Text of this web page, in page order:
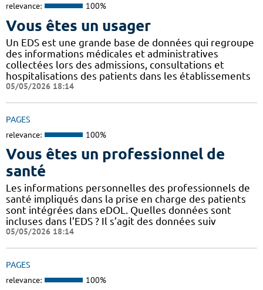
relevance: 100%
Vous êtes un usager
Un EDS est une grande base de données qui regroupe
des informations médicales et administratives
collectées lors des admissions, consultations et
hospitalisations des patients dans les établissements
05/05/2026 18:14
PAGES
relevance: 100%
Vous êtes un professionnel de
santé
Les informations personnelles des professionnels de
santé impliqués dans la prise en charge des patients
sont intégrées dans eDOL. Quelles données sont
incluses dans l’EDS ? Il s’agit des données suiv
05/05/2026 18:14
PAGES
relevance: 100%